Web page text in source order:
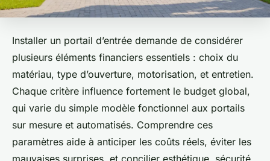
Installer un portail d’entrée demande de considérer
plusieurs éléments financiers essentiels : choix du
matériau, type d’ouverture, motorisation, et entretien.
Chaque critère influence fortement le budget global,
qui varie du simple modèle fonctionnel aux portails
sur mesure et automatisés. Comprendre ces
paramètres aide à anticiper les coûts réels, éviter les